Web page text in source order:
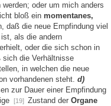
oder um mich anders
bloß ein momentanes,
daß die neue Empfindung viel
als die andern
oder die sich schon in
sich die Verhältnisse
in welchen die neue
vorhandenen steht. d)
zur Dauer einer Empfindung
[19] Zustand der Organe